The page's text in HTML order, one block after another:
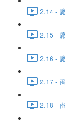
2.14 -
2.15 -
2.16 -
2.17 -
2.18 -